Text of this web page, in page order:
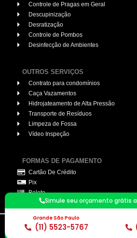
Controle de Pragas em Geral
Descupinização
Desratização
Controle de Pombos
Desinfecção de Ambientes
OUTROS SERVIÇOS
Contrato para condomínios
Caça Vazamentos
Hidrojateamento de Alta Pressão
Transporte de Resíduos
Limpeza de Fossa
Vídeo Inspeção
FORMAS DE PAGAMENTO
Cartão De Crédito
Pix
Boleto
© 2026. Desentupidor Profissional. todos
Simule seu orçamento grátis
Grande São Paulo
(11) 5523-5767